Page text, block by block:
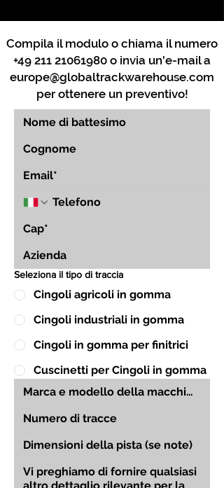
Compila il modulo o chiama il numero
+49 211 21061980 o invia un'e-mail a
europe@globaltrackwarehouse.com
per ottenere un preventivo!
Seleziona il tipo di traccia
Cingoli agricoli in gomma
Cingoli industriali in gomma
Cingoli in gomma per finitrici
Cuscinetti per Cingoli in gomma